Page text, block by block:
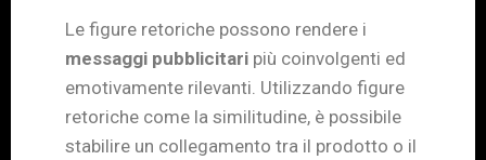
Le figure retoriche possono rendere i
messaggi pubblicitari più coinvolgenti ed
emotivamente rilevanti. Utilizzando figure
retoriche come la similitudine, è possibile
stabilire un collegamento tra il prodotto o il